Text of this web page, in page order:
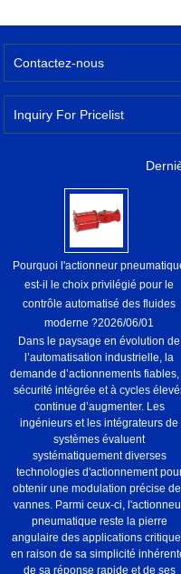
Contactez-nous
Inquiry For Pricelist
Pourquoi l'actionneur
est-il le choix privilégié pour le
contrôle automatisé des fluides
moderne ?2026/06/01
Dans le paysage en évolution de
l’automatisation industrielle, la
demande d’actionnements
sécurité intégrée et à cycles
continue d’augmenter. Les
ingénieurs et les intégrateurs de
systèmes évaluent
systématiquement diverses
technologies d'actionnement
obtenir une modulation précise
vannes. Parmi ceux-ci,
pneumatique reste la pierre
angulaire des applications
en raison de sa simplicité
de sa réponse rapide et de ses